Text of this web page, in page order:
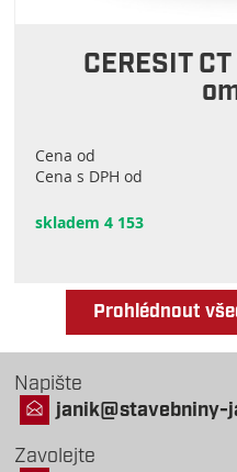
CERESIT
Cena od
Cena s DPH od
skladem 4 153
Prohlédnout
Napište
janik@stavebniny-
Zavolejte